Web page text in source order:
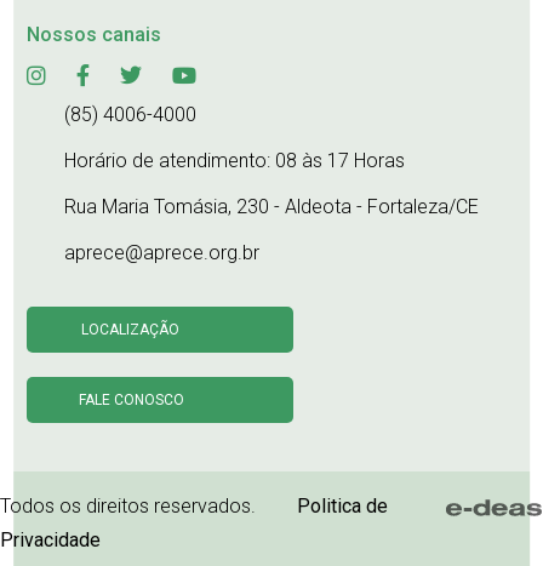
Nossos canais
(85) 4006-4000
Horário de atendimento: 08 às 17 Horas
Rua Maria Tomásia, 230 - Aldeota - Fortaleza/CE
aprece@aprece.org.br
LOCALIZAÇÃO
FALE CONOSCO
Todos os direitos reservados.
Politica de
Privacidade